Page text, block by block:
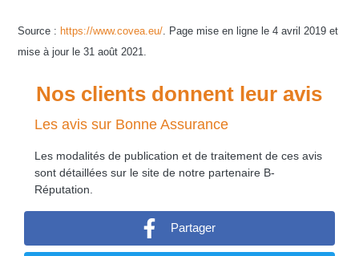
Source : https://www.covea.eu/. Page mise en ligne le 4 avril 2019 et
mise à jour le 31 août 2021.
Nos clients donnent leur avis
Les avis sur Bonne Assurance
Les modalités de publication et de traitement de ces avis
sont détaillées sur le site de notre partenaire B-
Réputation.
Partager